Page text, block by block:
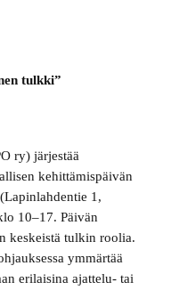
tulkki”
ry) järjestää
kehittämispäivän
1,
10–17. Päivän
keskeistä tulkin roolia.
ymmärtää
erilaisina ajattelu- tai